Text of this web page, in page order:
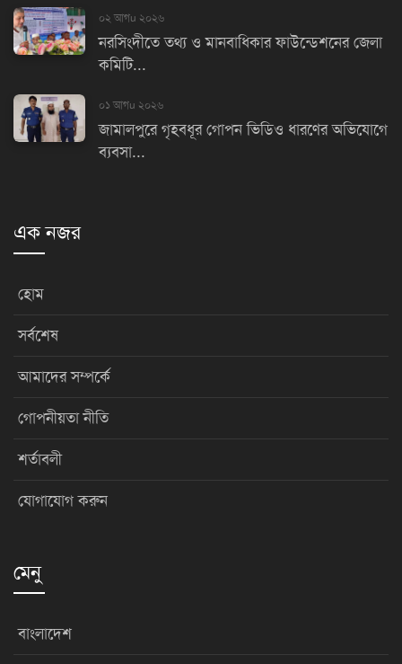
০২ আগu ২০২৬
নরসিংদীতে তথ্য ও মানবাধিকার ফাউন্ডেশনের জেলা
কমিটি...
০১ আগu ২০২৬
জামালপুরে গৃহবধূর গোপন ভিডিও ধারণের অভিযোগে
ব্যবসা...
এক নজর
হোম
সর্বশেষ
আমাদের সম্পর্কে
গোপনীয়তা নীতি
শর্তাবলী
যোগাযোগ করুন
মেনু
বাংলাদেশ